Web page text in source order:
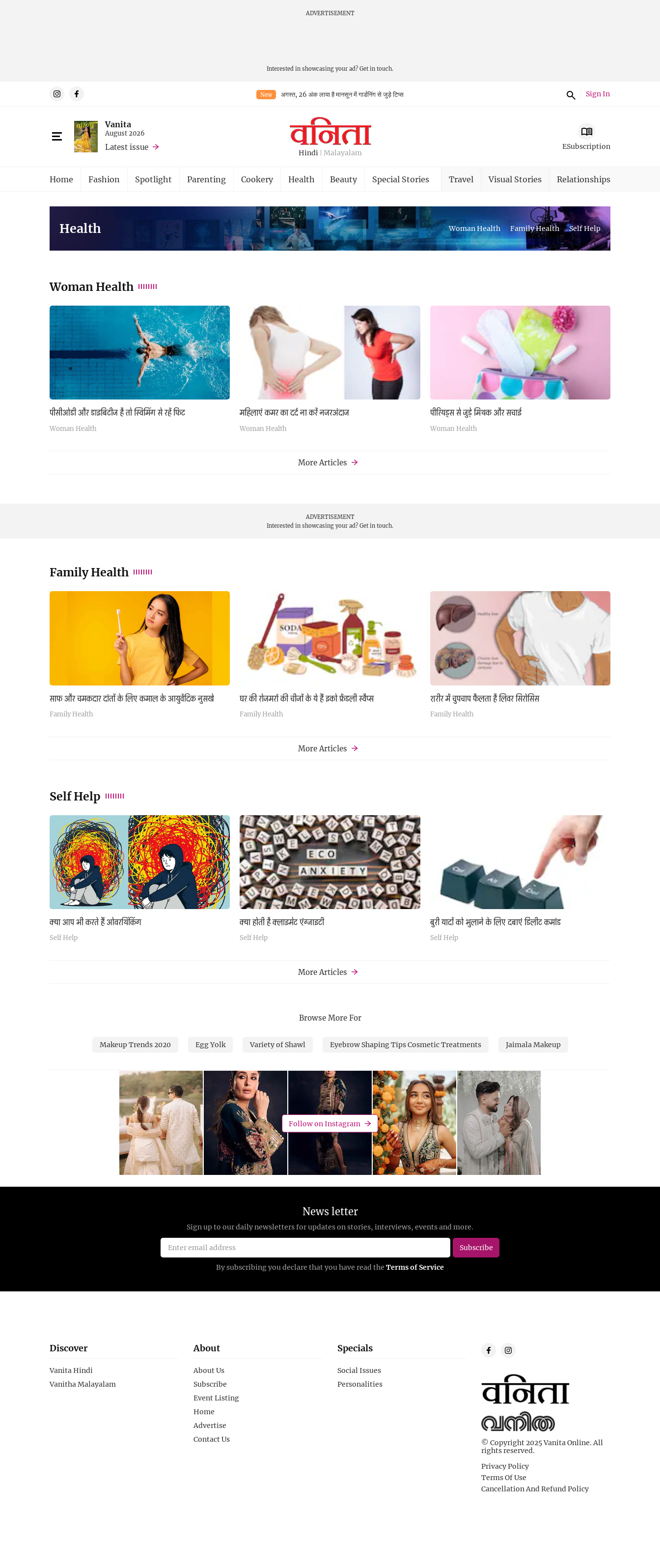
ADVERTISEMENT
Interested in showcasing your ad? Get in touch.
New अगस्त, 26 अंक लाया है मानसून में गार्डनिंग से जुड़े टिप्स Sign In
Vanita
August 2026
Latest issue
Hindi Malayalam
ESubscription
Home Fashion Spotlight Parenting Cookery Health Beauty Special Stories Travel Visual Stories Relationships
Health Woman Health Family Health Self Help
Woman Health
पीसीओडी और डाइबिटीज है तो स्विमिंग से रहें फिट
Woman Health
महिलाएं कमर का दर्द ना करें नजरअंदाज
Woman Health
पीरियड्स से जुड़े मिथक और सचाई
Woman Health
More Articles
ADVERTISEMENT
Interested in showcasing your ad? Get in touch.
Family Health
साफ और चमकदार दांतों के लिए कमाल के आयुर्वेदिक नुसखे
Family Health
घर की रोजमर्रा की चीजों के ये हैं इको फ्रेंडली स्वैप्स
Family Health
शरीर में चुपचाप फैलता है लिवर सिरोसिस
Family Health
More Articles
Self Help
क्या आप भी करते हैं ओवरथिंकिंग
Self Help
क्या होती है क्लाइमेट एंग्जाइटी
Self Help
बुरी यादों को भुलाने के लिए दबाएं डिलीट कमांड
Self Help
More Articles
Browse More For
Makeup Trends 2020 Egg Yolk Variety of Shawl Eyebrow Shaping Tips Cosmetic Treatments Jaimala Makeup
Follow on Instagram
Discover
Vanita Hindi
Vanitha Malayalam
About
About Us
Subscribe
Event Listing
Home
Advertise
Contact Us
Specials
Social Issues
Personalities
© Copyright 2025 Vanita Online. All
rights reserved.
Privacy Policy
Terms Of Use
Cancellation And Refund Policy